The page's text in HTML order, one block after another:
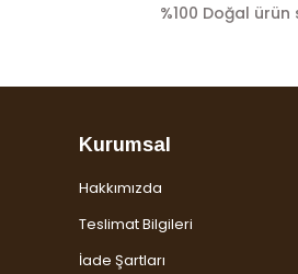
%100 Doğal ürün
Kurumsal
Hakkımızda
Teslimat Bilgileri
İade Şartları